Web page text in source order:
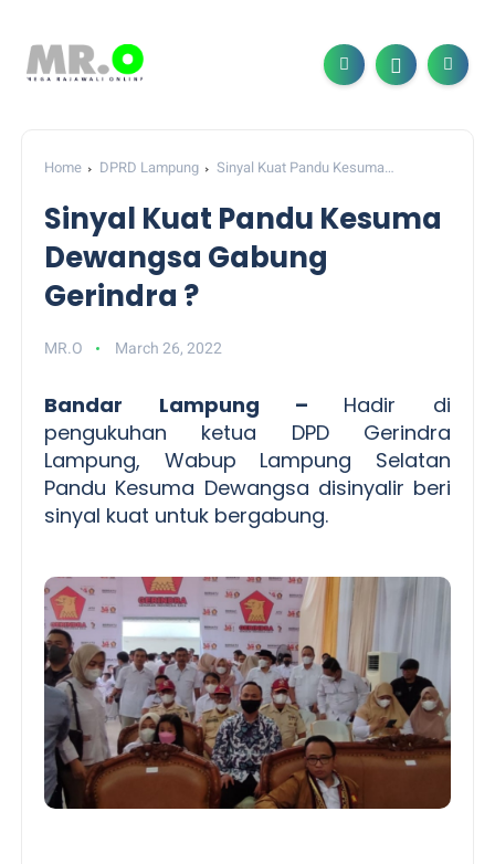
Home DPRD Lampung
Sinyal Kuat Pandu Kesuma
Sinyal Kuat Pandu Kesuma
Dewangsa Gabung
Gerindra ?
MR.O March 26, 2022
Bandar Lampung – Hadir di
pengukuhan ketua DPD Gerindra
Lampung, Wabup Lampung Selatan
Pandu Kesuma Dewangsa disinyalir beri
sinyal kuat untuk bergabung.